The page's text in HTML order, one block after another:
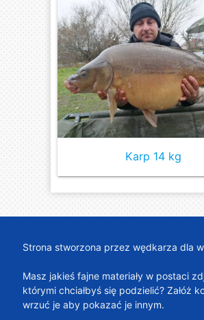
Karp 14 kg
Strona stworzona przez wędkarza dla
Masz jakieś fajne materiały w postaci
którymi chciałbyś się podzielić? Załóż
wrzuć je aby pokazać je innym.